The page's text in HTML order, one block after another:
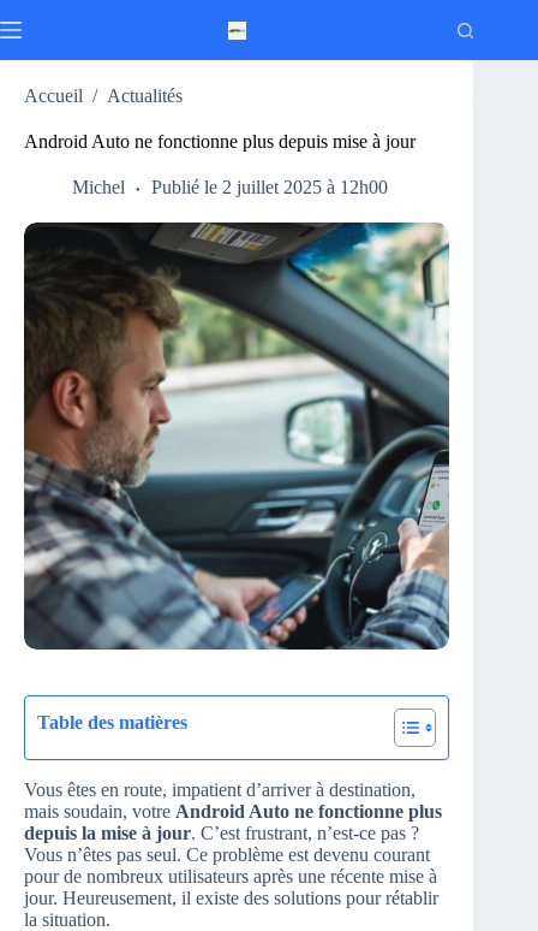
au
Accueil / Actualités
Android Auto ne fonctionne plus depuis mise à jour
Michel Publié le 2 juillet 2025 à 12h00
Table des matières
Vous êtes en route, impatient d’arriver à destination,
mais soudain, votre Android Auto ne fonctionne plus
depuis la mise à jour. C’est frustrant, n’est-ce pas ?
Vous n’êtes pas seul. Ce problème est devenu courant
pour de nombreux utilisateurs après une récente mise à
jour. Heureusement, il existe des solutions pour rétablir
la situation.